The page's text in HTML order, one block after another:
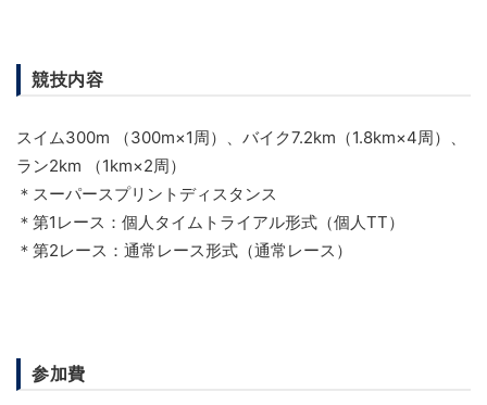
競技内容
スイム300m （300m×1周）、バイク7.2km（1.8km×4周）、
ラン2km （1km×2周）
＊スーパースプリントディスタンス
＊第1レース：個人タイムトライアル形式（個人TT）
＊第2レース：通常レース形式（通常レース）
参加費